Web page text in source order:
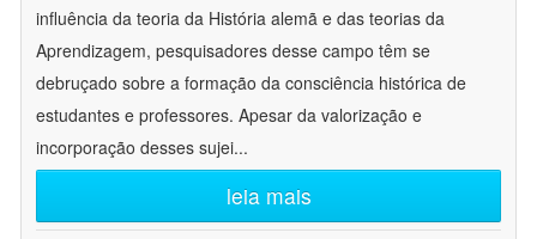
influência da teoria da História alemã e das teorias da
Aprendizagem, pesquisadores desse campo têm se
debruçado sobre a formação da consciência histórica de
estudantes e professores. Apesar da valorização e
incorporação desses sujei...
leia mais